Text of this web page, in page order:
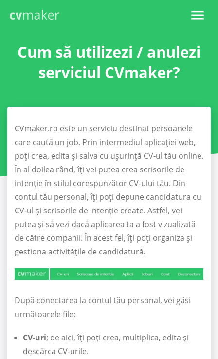
Cum să utilizezi / anulezi
serviciul CVmaker?
CVmaker.ro este un serviciu destinat persoanele
care caută un job. Prin intermediul aplicației web,
poți crea, edita și salva cu ușurință CV-ul tău online.
În al doilea rând, îți vei putea crea scrisorile de
intenție în stilul corespunzător CV-ului tău. Din
contul tău personal, îți poți depune candidatura cu
CV-ul și scrisorile de intenție create. Astfel, vei
putea și să vezi dacă aplicarea ta a fost vizualizată
de către companii. În acest fel, îți poți organiza și
gestiona activitățile de candidatură.
După conectarea la contul tău personal, vei găsi
următoarele file:
CV-uri; de aici, îți poți crea, multiplica, edita și
descărca CV-urile.